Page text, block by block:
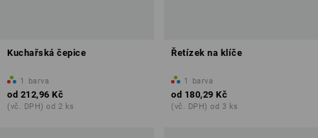
Kuchařská čepice
1 barva
od 212,96 Kč
(vč. DPH) od 2 ks
Řetízek na klíče
1 barva
od 180,29 Kč
(vč. DPH) od 3 ks